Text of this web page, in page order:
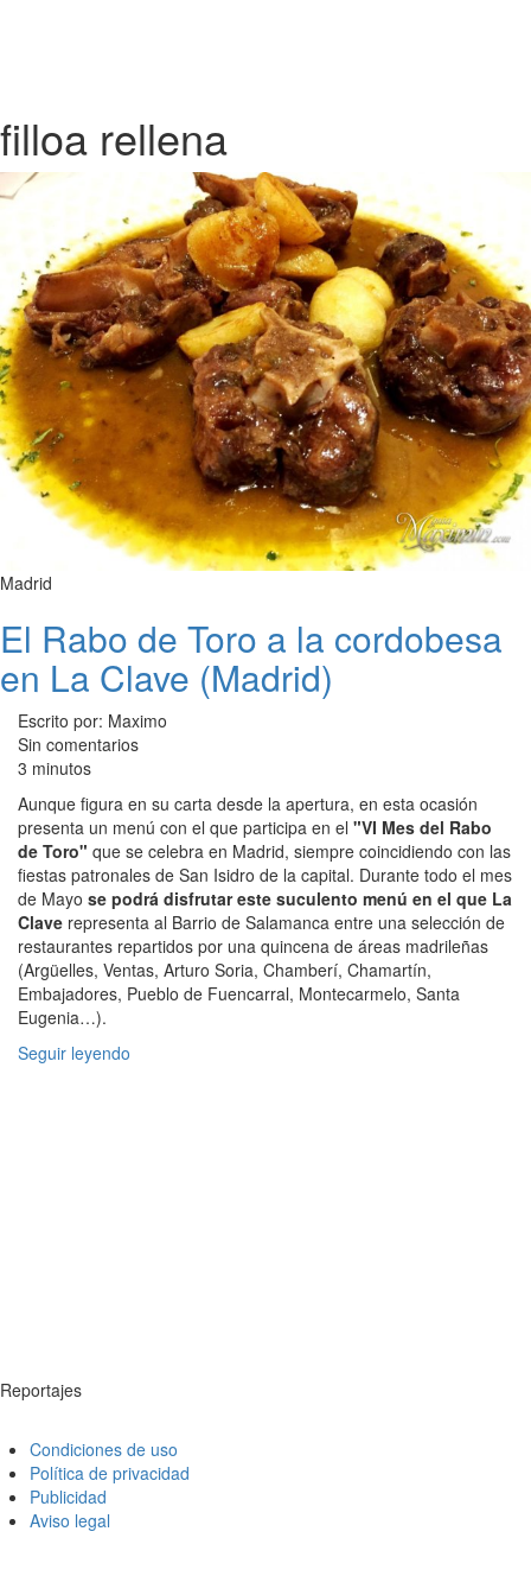
filloa rellena
Madrid
El Rabo de Toro a la cordobesa
en La Clave (Madrid)
Escrito por: Maximo
Sin comentarios
3 minutos
Aunque figura en su carta desde la apertura, en esta ocasión
presenta un menú con el que participa en el "VI Mes del Rabo
de Toro" que se celebra en Madrid, siempre coincidiendo con las
fiestas patronales de San Isidro de la capital. Durante todo el mes
de Mayo se podrá disfrutar este suculento menú en el que La
Clave representa al Barrio de Salamanca entre una selección de
restaurantes repartidos por una quincena de áreas madrileñas
(Argüelles, Ventas, Arturo Soria, Chamberí, Chamartín,
Embajadores, Pueblo de Fuencarral, Montecarmelo, Santa
Eugenia…).
Seguir leyendo
Reportajes
Condiciones de uso
Política de privacidad
Publicidad
Aviso legal